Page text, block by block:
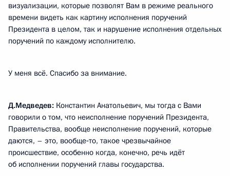
визуализации, которые позволят Вам в режиме реального
времени видеть как картину исполнения поручений
Президента в целом, так и нарушение исполнения отдельных
поручений по каждому исполнителю.
У меня всё. Спасибо за внимание.
Д.Медведев: Константин Анатольевич, мы тогда с Вами
говорили о том, что неисполнение поручений Президента,
Правительства, вообще неисполнение поручений, которые
даются, – это, вообще‑то, такое чрезвычайное
происшествие, особенно когда, конечно, речь идёт
об исполнении поручений главы государства.